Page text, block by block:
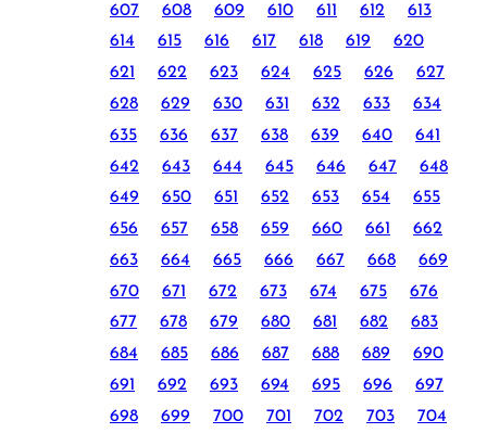
607
608 609 610 611 612
613
614
615 616 617 618 619
620
621
622 623 624 625 626
627
628
629 630 631 632 633
634
635
636 637 638 639 640
641
642
643 644 645 646 647
648
649
650 651 652 653 654
655
656
657 658 659 660 661
662
663
664 665 666 667 668
669
670
671 672 673 674 675
676
677
678 679 680 681 682
683
684
685 686 687 688 689
690
691
692 693 694 695 696
697
698
699 700 701 702 703
704